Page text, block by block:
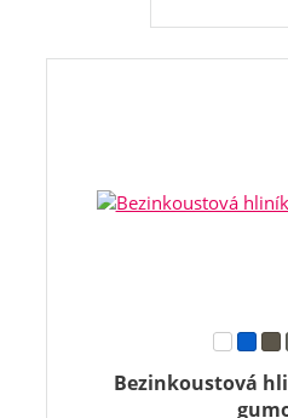
Bezinkoustová